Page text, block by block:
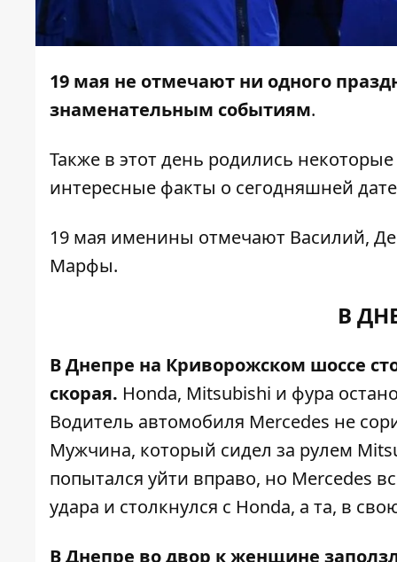
19 мая не отмечают ни одного
знаменательным событиям.
Также в этот день родились
интересные факты о сегодняшней
19 мая именины отмечают Василий,
Марфы.
В
В Днепре на Криворожском шоссе
скорая. Honda, Mitsubishi и фура
Водитель автомобиля Mercedes не
Мужчина, который сидел за рулем
попытался уйти вправо, но Mercedes
удара и столкнулся с Honda, а та, в
В Днепре во двор к женщине